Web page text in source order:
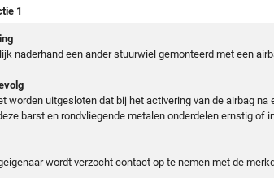
1
naderhand een ander stuurwiel gemonteerd met een
worden uitgesloten dat bij het activering van de airbag
barst en rondvliegende metalen onderdelen ernstig of
wordt verzocht contact op te nemen met de